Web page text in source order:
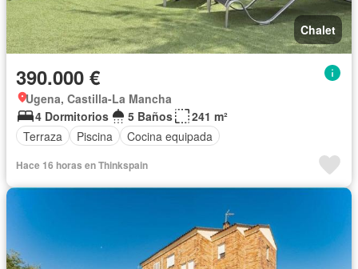
Chalet
390.000 €
Ugena, Castilla-La Mancha
4 Dormitorios
5 Baños
241 m²
Terraza
Piscina Cocina equipada
Hace 16 horas en Thinkspain